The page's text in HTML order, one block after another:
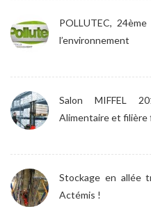
POLLUTEC,
l’environnement
Salon MIFFEL
Alimentaire et filière
Stockage en allée
Actémis !